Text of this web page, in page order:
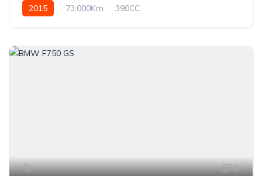
2015 73.000Km 390CC
8